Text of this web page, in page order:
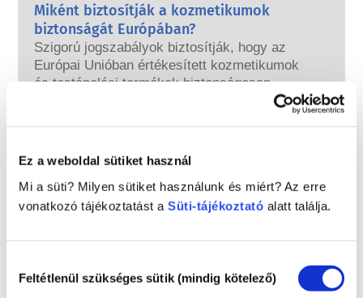
Ez a weboldal sütiket használ
Mi a süti? Milyen sütiket használunk és miért? Az erre
vonatkozó tájékoztatást a Süti-tájékoztató alatt találja.
kiválasztása
Feltétlenül szükséges sütik (mindig kötelező)
Miként biztosítják a kozmetikumok
biztonságát Európában?
Szigorú jogszabályok biztosítják, hogy az
Európai Unióban értékesített kozmetikumok
és testápolási termékek biztonságosan
használhatók legyenek. A vállalatok, az
országos és az európai szabályozó hatóságok
biztonságának megőrzéséért.
Mit kell tudnom az endokrin károsító
A kozmetikai termékekben használt egyes
összetevőkről azt állították, hogy „endokrin
károsítók”, mivel képesek utánozni
hormonjaink bizonyos tulajdonságait. Csak
megzavarja endokrin rendszerünket. Sok
anyag, köztük a természetesek is,
A kozmetikai termékeket tesztelik
Az Európai Unióban 2013 óta teljes mértékben